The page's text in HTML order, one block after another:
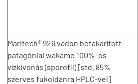
Maritech® 926 vadon betakarított
patagóniai wakame 100%-os
vízkivonás (sporofil) [std. 85%
szerves fukoidánra HPLC-vel]